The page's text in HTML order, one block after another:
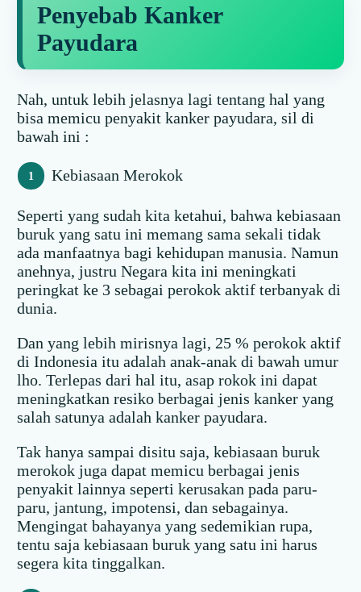
Penyebab Kanker
Payudara
Nah, untuk lebih jelasnya lagi tentang hal yang
bisa memicu penyakit kanker payudara, sil di
bawah ini :
Kebiasaan Merokok
Seperti yang sudah kita ketahui, bahwa kebiasaan
buruk yang satu ini memang sama sekali tidak
ada manfaatnya bagi kehidupan manusia. Namun
anehnya, justru Negara kita ini meningkati
peringkat ke 3 sebagai perokok aktif terbanyak di
dunia.
Dan yang lebih mirisnya lagi, 25 % perokok aktif
di Indonesia itu adalah anak-anak di bawah umur
lho. Terlepas dari hal itu, asap rokok ini dapat
meningkatkan resiko berbagai jenis kanker yang
salah satunya adalah kanker payudara.
Tak hanya sampai disitu saja, kebiasaan buruk
merokok juga dapat memicu berbagai jenis
penyakit lainnya seperti kerusakan pada paru-
paru, jantung, impotensi, dan sebagainya.
Mengingat bahayanya yang sedemikian rupa,
tentu saja kebiasaan buruk yang satu ini harus
segera kita tinggalkan.